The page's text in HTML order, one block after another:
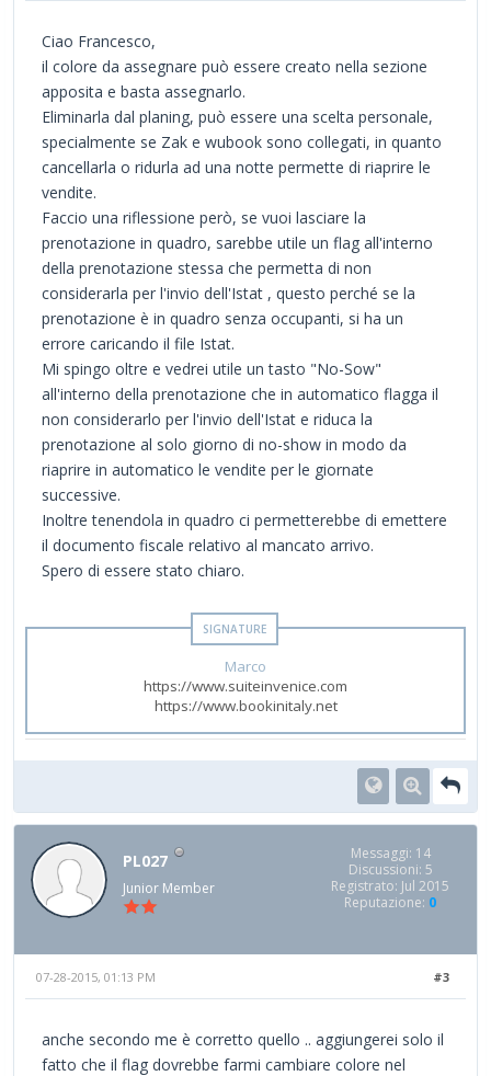
Ciao Francesco,
il colore da assegnare può essere creato nella sezione
apposita e basta assegnarlo.
Eliminarla dal planing, può essere una scelta personale,
specialmente se Zak e wubook sono collegati, in quanto
cancellarla o ridurla ad una notte permette di riaprire le
vendite.
Faccio una riflessione però, se vuoi lasciare la
prenotazione in quadro, sarebbe utile un flag all'interno
della prenotazione stessa che permetta di non
considerarla per l'invio dell'Istat , questo perché se la
prenotazione è in quadro senza occupanti, si ha un
errore caricando il file Istat.
Mi spingo oltre e vedrei utile un tasto "No-Sow"
all'interno della prenotazione che in automatico flagga il
non considerarlo per l'invio dell'Istat e riduca la
prenotazione al solo giorno di no-show in modo da
riaprire in automatico le vendite per le giornate
successive.
Inoltre tenendola in quadro ci permetterebbe di emettere
il documento fiscale relativo al mancato arrivo.
Spero di essere stato chiaro.
Marco
https://www.suiteinvenice.com
https://www.bookinitaly.net
PL027
Junior Member
Messaggi: 14
Discussioni: 5
Registrato: Jul 2015
Reputazione: 0
#3
07-28-2015, 01:13 PM
anche secondo me è corretto quello .. aggiungerei solo il
fatto che il flag dovrebbe farmi cambiare colore nel